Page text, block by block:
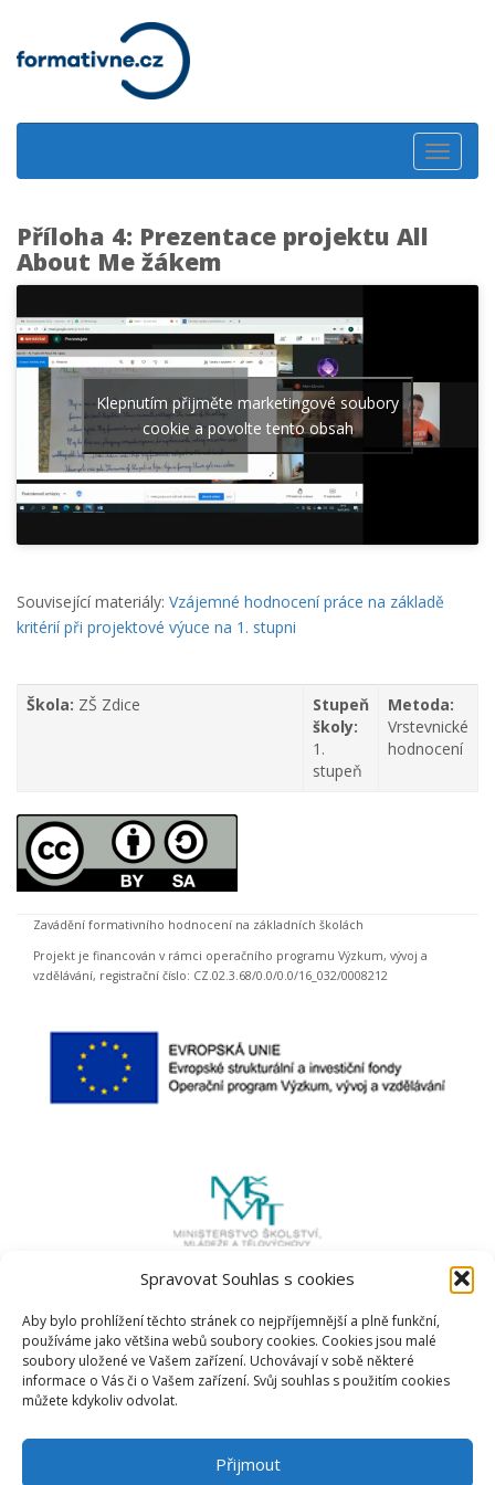
Spravovat Souhlas s cookies
Aby bylo prohlížení těchto stránek co nejpříjemnější a plně funkční,
používáme jako většina webů soubory cookies. Cookies jsou malé
soubory uložené ve Vašem zařízení. Uchovávají v sobě některé
informace o Vás či o Vašem zařízení. Svůj souhlas s použitím cookies
můžete kdykoliv odvolat.
Přijmout
Toggle
Příloha 4: Prezentace projektu All
About Me žákem
Klepnutím přijměte marketingové soubory
cookie a povolte tento obsah
Související materiály: Vzájemné hodnocení práce na základě
kritérií při projektové výuce na 1. stupni
Škola: ZŠ Zdice
Stupeň
školy:
1.
stupeň
Metoda:
Vrstevnické
hodnocení
Zavádění formativního hodnocení na základních školách
Projekt je financován v rámci operačního programu Výzkum, vývoj a
vzdělávání, registrační číslo: CZ.02.3.68/0.0/0.0/16_032/0008212